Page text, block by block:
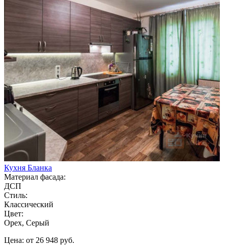
Кухня Бланка
Материал фасада:
ДСП
Стиль:
Классический
Цвет:
Орех, Серый
Цена: от 26 948 руб.